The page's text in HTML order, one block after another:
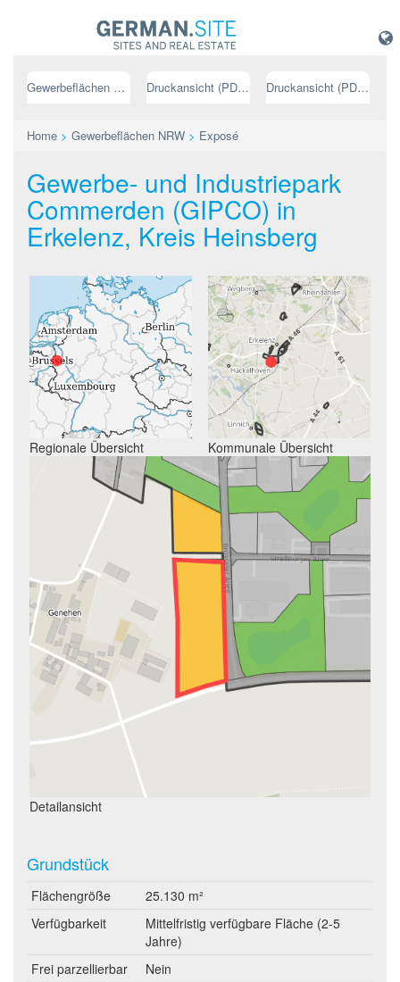
Gewerbeflächen NRW Druckansicht (PDF) // deutsch Druckansicht (PDF) // englisch
Home > Gewerbeflächen NRW > Exposé
Gewerbe- und Industriepark
Commerden (GIPCO) in
Erkelenz, Kreis Heinsberg
Regionale Übersicht Kommunale Übersicht
Detailansicht
Grundstück
Flächengröße
25.130 m²
Verfügbarkeit
Mittelfristig verfügbare Fläche (2-5
Jahre)
Frei parzellierbar
Nein